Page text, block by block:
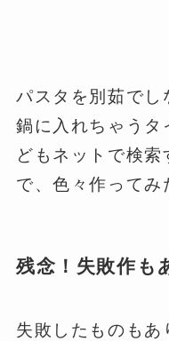
パスタを別茹でし
鍋に入れちゃうタ
どもネットで検
で、色々作ってみ
残念！失敗作も
失敗したものもあ